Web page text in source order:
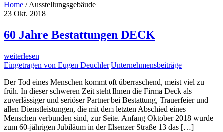
Home / Ausstellungsgebäude
23 Okt. 2018
60 Jahre Bestattungen DECK
weiterlesen
Eingetragen von Eugen Deuchler Unternehmensbeiträge
Der Tod eines Menschen kommt oft überraschend, meist viel zu
früh. In dieser schweren Zeit steht Ihnen die Firma Deck als
zuverlässiger und seriöser Partner bei Bestattung, Trauerfeier und
allen Dienstleistungen, die mit dem letzten Abschied eines
Menschen verbunden sind, zur Seite. Anfang Oktober 2018 wurde
zum 60-jährigen Jubiläum in der Elsenzer Straße 13 das […]